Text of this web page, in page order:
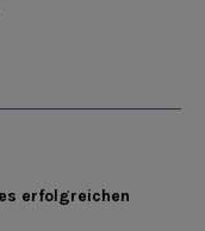
erfolgreichen